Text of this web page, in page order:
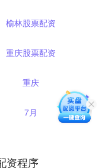
榆林股票配资
重庆股票配资
重庆
7月
资程序